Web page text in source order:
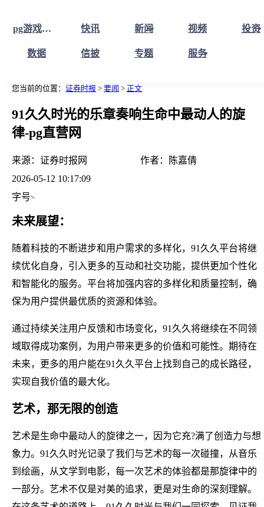
pg游戏库最新版本首页 快讯 新闻 视频 投资
数据 信披 专题 服务
您当前的位置： 证券时报 > 要闻 > 正文
91久久时光的乐章奏响生命中最动人的旋
律-pg直营网
来源： 证券时报网 作者：
陈嘉倩
2026-05-12 10:17:09
字号
未来展望：
随着科技的不断进步和用户需求的多样化，91久久平台将继
续优化自身，引入更多的互动和社交功能，提供更加个性化
和智能化的服务。平台将加强内容的多样化和质量控制，确
保为用户提供最优质的资源和体验。
通过持续关注用户反馈和市场变化，91久久将继续在不同领
域取得成功案例，为用户带来更多的价值和可能性。期待在
未来，更多的用户能在91久久平台上找到自己的成长路径，
实现自我价值的最大化。
艺术，那无限的创造
艺术是生命中最动人的旋律之一，因为它充?满了创造力与想
象力。91久久时光记录了我们与艺术的每一次碰撞，从音乐
到绘画，从文学到电影，每一次艺术的体验都是那旋律中的
一部分。艺术不仅是对美的追求，更是对生命的深刻理解。